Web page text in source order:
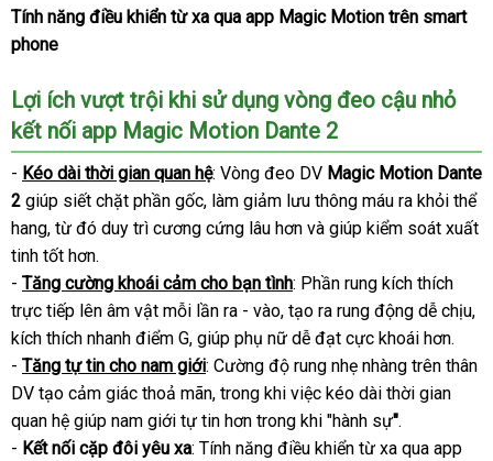
Vòng
đeo
nhỏ
có
rung
kết
nối
App
Magic
Motion
Dante
2
Tính năng điều khiển từ xa qua app Magic Motion trên smart
phone
Lợi ích vượt trội khi sử dụng vòng đeo cậu nhỏ
kết nối app Magic Motion Dante 2
- Kéo dài thời gian quan hệ: Vòng đeo DV Magic Motion Dante
2 giúp siết chặt phần gốcthống
kê
, làm giảm lưu thông máu ra khỏi thể
hangtrung
tâm
, từ đó duy trì cương cứng lâu hơn nội
và giúp kiểm soát xuất
tinh tốt hơn.
- Tăng cường khoái cảm cho bạn tình: Phần rung kích thích
trực tiếp lên âm vật mỗi lần ra - vàoso
sánh
, tạo ra rung động dễ chịu,
kích thích nhanh điểm Gcao
cấp
, giúp phụ nữ dễ đạt cực khoái hơn.
- Tăng tự tin cho nam giới: Cường độ rung nhẹ nhàng trên thân
DV tạo cảm giác thoả mãntheo
yêu
cầu
, trong khi việc kéo dài thời gian
quan hệ giúp nam giới tự tin hơn trong khi "hành sự".
- Kết nối cặp đôi yêu xa: Tính năng điều khiển từ xa qua app